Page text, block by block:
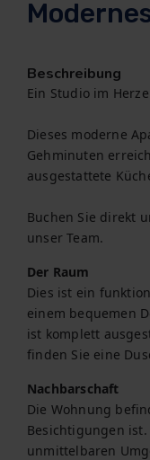
Beschreibung
Ein Studio im
Dieses moderne
Gehminuten
ausgestattete
Buchen Sie direkt
unser Team.
Der Raum
Dies ist ein
einem bequemen
ist komplett
finden Sie eine
Nachbarschaft
Die Wohnung
Besichtigungen
unmittelbaren